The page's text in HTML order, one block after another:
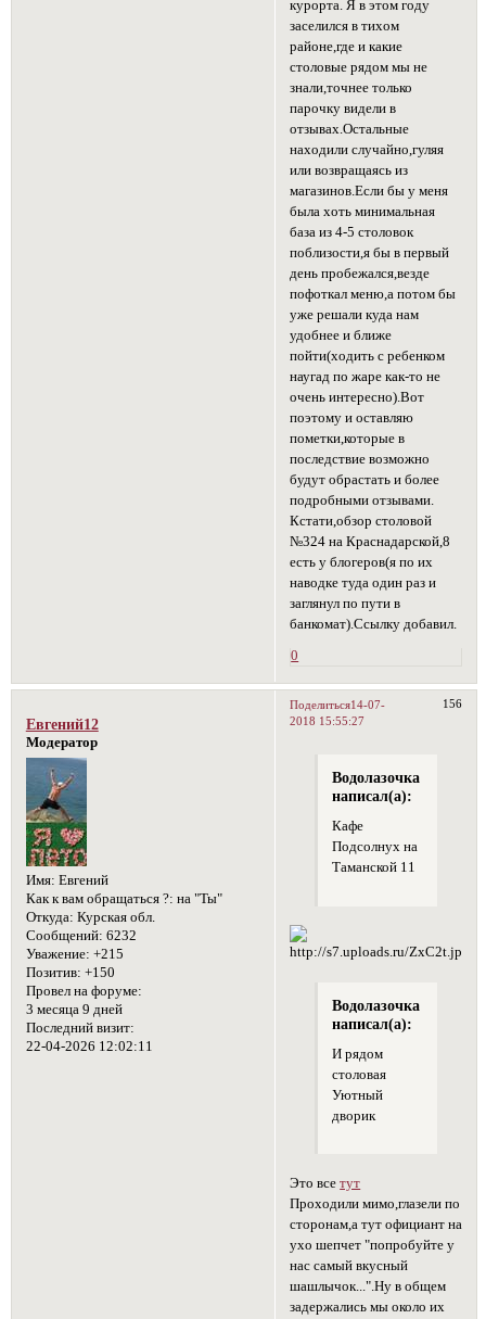
курорта. Я в этом году
заселился в тихом
районе,где и какие
столовые рядом мы не
знали,точнее только
парочку видели в
отзывах.Остальные
находили случайно,гуляя
или возвращаясь из
магазинов.Если бы у меня
была хоть минимальная
база из 4-5 столовок
поблизости,я бы в первый
день пробежался,везде
пофоткал меню,а потом бы
уже решали куда нам
удобнее и ближе
пойти(ходить с ребенком
наугад по жаре как-то не
очень интересно).Вот
поэтому и оставляю
пометки,которые в
последствие возможно
будут обрастать и более
подробными отзывами.
Кстати,обзор столовой
№324 на Краснадарской,8
есть у блогеров(я по их
наводке туда один раз и
заглянул по пути в
банкомат).Ссылку добавил.
0
Поделиться 156
14-07-
2018 15:55:27
Евгений12
Модератор
Имя: Евгений
Как к вам обращаться ?: на "Ты"
Откуда: Курская обл.
Сообщений: 6232
Уважение: +215
Позитив: +150
Провел на форуме:
3 месяца 9 дней
Последний визит:
22-04-2026 12:02:11
Водолазочка
написал(а):
Кафе
Подсолнух на
Таманской 11
Водолазочка
написал(а):
И рядом
столовая
Уютный
дворик
Это всетут
Проходили мимо,глазели по
сторонам,а тут официант на
ухо шепчет "попробуйте у
нас самый вкусный
шашлычок...".Ну в общем
задержались мы около их